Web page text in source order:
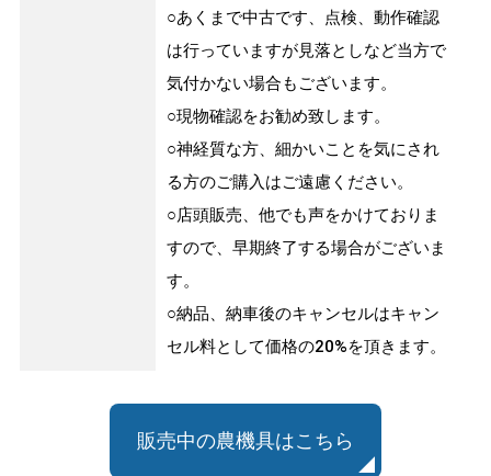
○あくまで中古です、点検、動作確認
は行っていますが見落としなど当方で
気付かない場合もございます。
○現物確認をお勧め致します。
○神経質な方、細かいことを気にされ
る方のご購入はご遠慮ください。
○店頭販売、他でも声をかけておりま
すので、早期終了する場合がございま
す。
○納品、納車後のキャンセルはキャン
セル料として価格の20%を頂きます。
販売中の農機具はこちら